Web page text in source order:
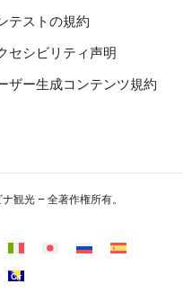
テストの規約
セシビリティ声明
ザー生成コンテンツ規約
観光 – 全著作権所有。